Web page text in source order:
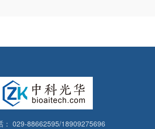
： 029-88662595/18909275696